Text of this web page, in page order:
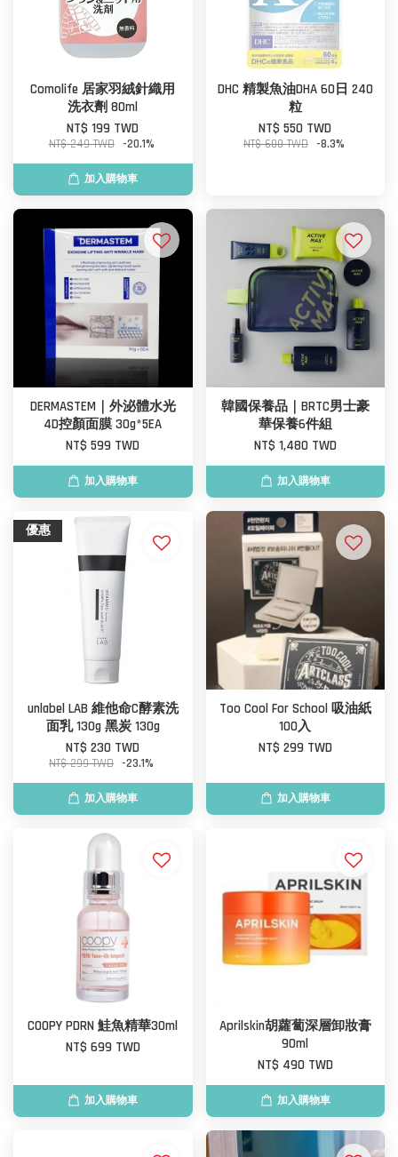
Comolife 居家羽絨針織用
洗衣劑 80ml
NT$ 199 TWD
NT$ 249 TWD -20.1%
加入購物車
DHC 精製魚油DHA 60日 240
粒
NT$ 550 TWD
NT$ 600 TWD -8.3%
DERMASTEM｜外泌體水光
4D控顏面膜 30g*5EA
NT$ 599 TWD
加入購物車
韓國保養品｜BRTC男士豪
華保養6件組
NT$ 1,480 TWD
加入購物車
優惠
unlabel LAB 維他命C酵素洗
面乳 130g 黑炭 130g
NT$ 230 TWD
NT$ 299 TWD -23.1%
加入購物車
Too Cool For School 吸油紙
100入
NT$ 299 TWD
加入購物車
COOPY PDRN 鮭魚精華30ml
NT$ 699 TWD
加入購物車
Aprilskin胡蘿蔔深層卸妝膏
90ml
NT$ 490 TWD
加入購物車